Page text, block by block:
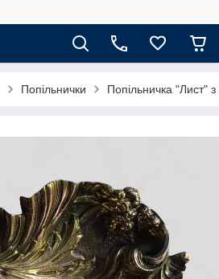
Попільнички Попільничка "Лист"